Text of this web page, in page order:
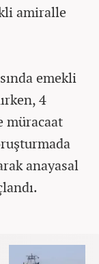
amiralle
emekli
4
müracaat
anayasal